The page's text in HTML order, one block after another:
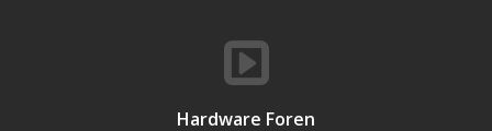
Hardware Foren